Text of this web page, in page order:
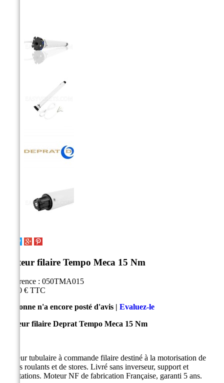
Moteur filaire Tempo Meca 15 Nm
Référence : 050TMA015
94,50 € TTC
Personne n'a encore posté d'avis | Evaluez-le
Moteur filaire Deprat Tempo Meca 15 Nm
Moteur tubulaire à commande filaire destiné à la motorisation de
volets roulants et de stores. Livré sans inverseur, support et
adaptations. Moteur NF de fabrication Française, garanti 5 ans.